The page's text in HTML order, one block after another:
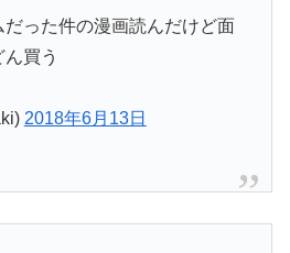
った件の漫画読んだけど面
買う
2018年6月13日